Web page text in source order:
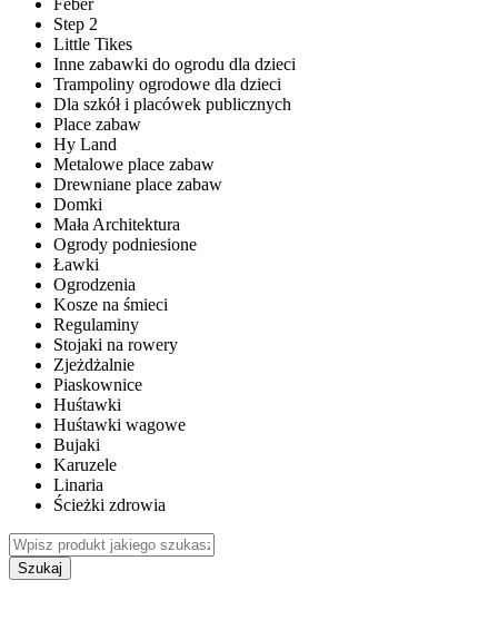
Feber
Step 2
Little Tikes
Inne zabawki do ogrodu dla dzieci
Trampoliny ogrodowe dla dzieci
Dla szkół i placówek publicznych
Place zabaw
Hy Land
Metalowe place zabaw
Drewniane place zabaw
Domki
Mała Architektura
Ogrody podniesione
Ławki
Ogrodzenia
Kosze na śmieci
Regulaminy
Stojaki na rowery
Zjeżdżalnie
Piaskownice
Huśtawki
Huśtawki wagowe
Bujaki
Karuzele
Linaria
Ścieżki zdrowia
Szukaj